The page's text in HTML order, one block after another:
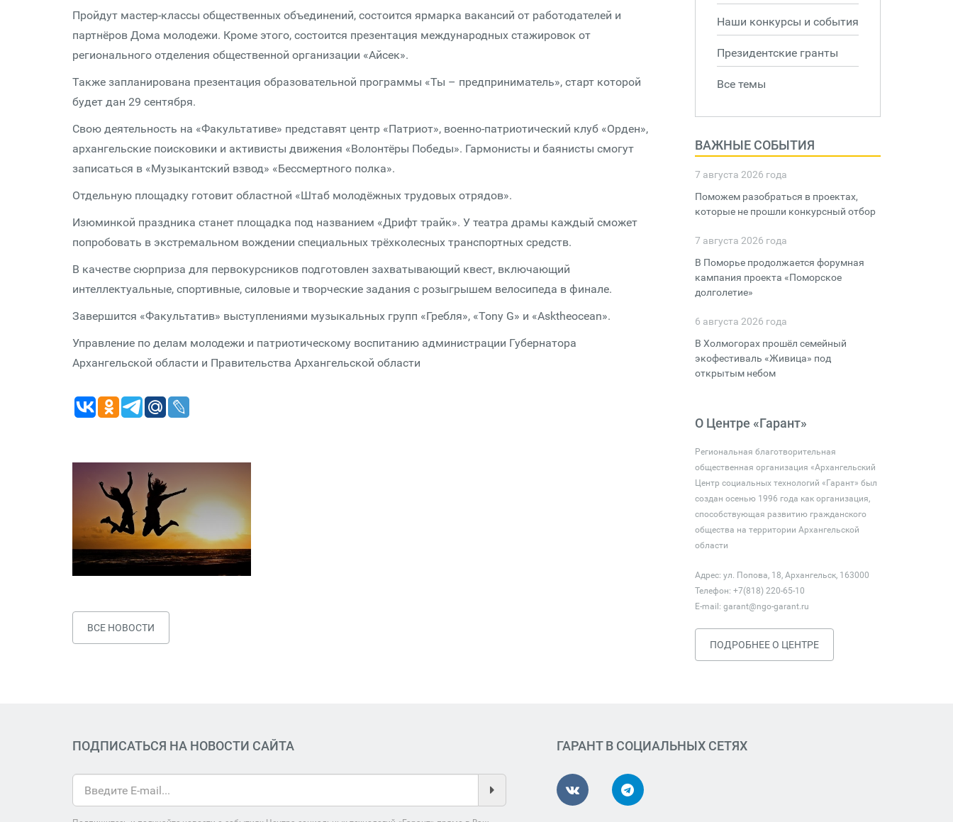
Пройдут мастер-классы общественных объединений, состоится ярмарка вакансий от работодателей и
партнёров Дома молодежи. Кроме этого, состоится презентация международных стажировок от
регионального отделения общественной организации «Айсек».
Также запланирована презентация образовательной программы «Ты – предприниматель», старт которой
будет дан 29 сентября.
Свою деятельность на «Факультативе» представят центр «Патриот», военно-патриотический клуб «Орден»,
архангельские поисковики и активисты движения «Волонтёры Победы». Гармонисты и баянисты смогут
записаться в «Музыкантский взвод» «Бессмертного полка».
Отдельную площадку готовит областной «Штаб молодёжных трудовых отрядов».
Изюминкой праздника станет площадка под названием «Дрифт трайк». У театра драмы каждый сможет
попробовать в экстремальном вождении специальных трёхколесных транспортных средств.
В качестве сюрприза для первокурсников подготовлен захватывающий квест, включающий
интеллектуальные, спортивные, силовые и творческие задания с розыгрышем велосипеда в финале.
Завершится «Факультатив» выступлениями музыкальных групп «Гребля», «Tony G» и «Asktheocean».
Управление по делам молодежи и патриотическому воспитанию администрации Губернатора
Архангельской области и Правительства Архангельской области
ВСЕ НОВОСТИ
Наши конкурсы и события
Президентские гранты
Все темы
ВАЖНЫЕ СОБЫТИЯ
7 августа 2026 года
Поможем разобраться в проектах,
которые не прошли конкурсный отбор
7 августа 2026 года
В Поморье продолжается форумная
кампания проекта «Поморское
долголетие»
6 августа 2026 года
В Холмогорах прошёл семейный
экофестиваль «Живица» под
открытым небом
О Центре «Гарант»
Региональная благотворительная
общественная организация «Архангельский
Центр социальных технологий «Гарант» был
создан осенью 1996 года как организация,
способствующая развитию гражданского
общества на территории Архангельской
области
Адрес: ул. Попова, 18, Архангельск, 163000
Телефон: +7(818) 220-65-10
E-mail: garant@ngo-garant.ru
ПОДРОБНЕЕ О ЦЕНТРЕ
ПОДПИСАТЬСЯ НА НОВОСТИ САЙТА ГАРАНТ В СОЦИАЛЬНЫХ СЕТЯХ